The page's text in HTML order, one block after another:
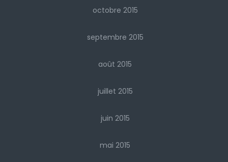
octobre 2015
septembre 2015
août 2015
juillet 2015
juin 2015
mai 2015